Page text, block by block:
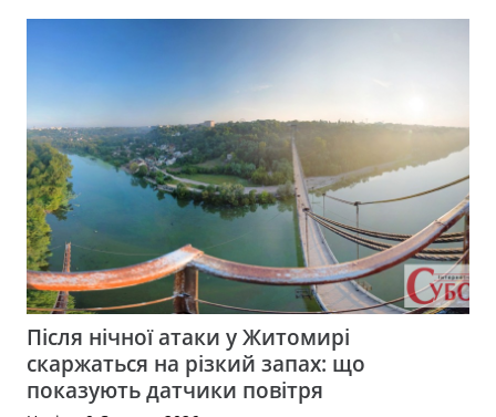
Після нічної атаки у Житомирі
скаржаться на різкий запах: що
показують датчики повітря